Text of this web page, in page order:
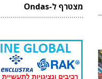
מצטרף ל-Ondas